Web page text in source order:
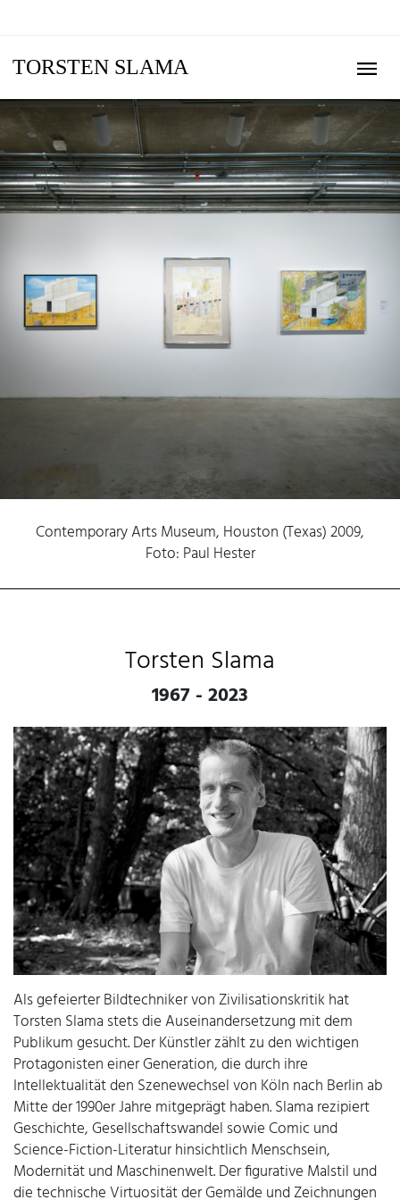
TORSTEN SLAMA
Contemporary Arts Museum, Houston (Texas) 2009,
Foto: Paul Hester
Torsten Slama
1967 - 2023
Als gefeierter Bildtechniker von Zivilisationskritik hat
Torsten Slama stets die Auseinandersetzung mit dem
Publikum gesucht. Der Künstler zählt zu den wichtigen
Protagonisten einer Generation, die durch ihre
Intellektualität den Szenewechsel von Köln nach Berlin ab
Mitte der 1990er Jahre mitgeprägt haben. Slama rezipiert
Geschichte, Gesellschaftswandel sowie Comic und
Science-Fiction-Literatur hinsichtlich Menschsein,
Modernität und Maschinenwelt. Der figurative Malstil und
die technische Virtuosität der Gemälde und Zeichnungen